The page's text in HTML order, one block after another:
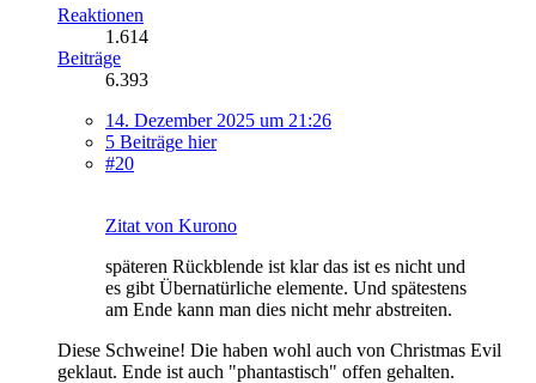
Reaktionen
1.614
Beiträge
6.393
14. Dezember 2025 um 21:26
5 Beiträge hier
#20
Zitat von Kurono
späteren Rückblende ist klar das ist es nicht und
es gibt Übernatürliche elemente. Und spätestens
am Ende kann man dies nicht mehr abstreiten.
Diese Schweine! Die haben wohl auch von Christmas Evil
geklaut. Ende ist auch "phantastisch" offen gehalten.